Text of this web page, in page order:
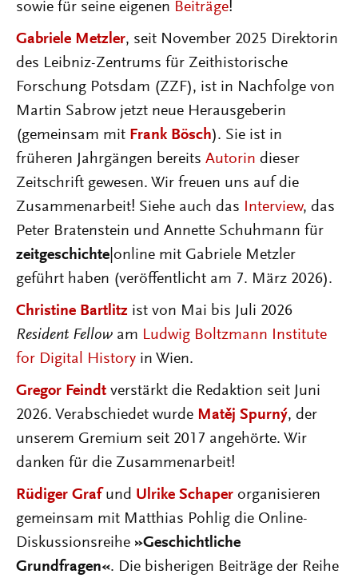
sowie für seine eigenen Beiträge!
Gabriele Metzler, seit November 2025 Direktorin
des Leibniz-Zentrums für Zeithistorische
Forschung Potsdam (ZZF), ist in Nachfolge von
Martin Sabrow jetzt neue Herausgeberin
(gemeinsam mit Frank Bösch). Sie ist in
früheren Jahrgängen bereits Autorin dieser
Zeitschrift gewesen. Wir freuen uns auf die
Zusammenarbeit! Siehe auch das Interview, das
Peter Bratenstein und Annette Schuhmann für
zeitgeschichte |online mit Gabriele Metzler
geführt haben (veröffentlicht am 7. März 2026).
Christine Bartlitz ist von Mai bis Juli 2026
Resident Fellow am Ludwig Boltzmann Institute
for Digital History in Wien.
Gregor Feindt verstärkt die Redaktion seit Juni
2026. Verabschiedet wurde Matěj Spurný, der
unserem Gremium seit 2017 angehörte. Wir
danken für die Zusammenarbeit!
Rüdiger Graf und Ulrike Schaper organisieren
gemeinsam mit Matthias Pohlig die Online-
Diskussionsreihe »Geschichtliche
Grundfragen«. Die bisherigen Beiträge der Reihe